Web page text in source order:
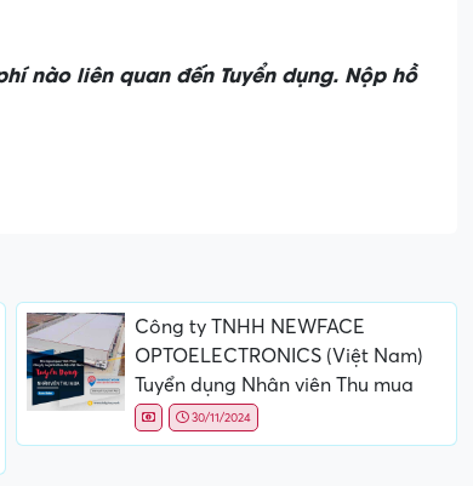
nào liên quan đến Tuyển dụng. Nộp hồ
Công ty TNHH NEWFACE
OPTOELECTRONICS (Việt Nam)
Tuyển dụng Nhân viên Thu mua
30/11/2024